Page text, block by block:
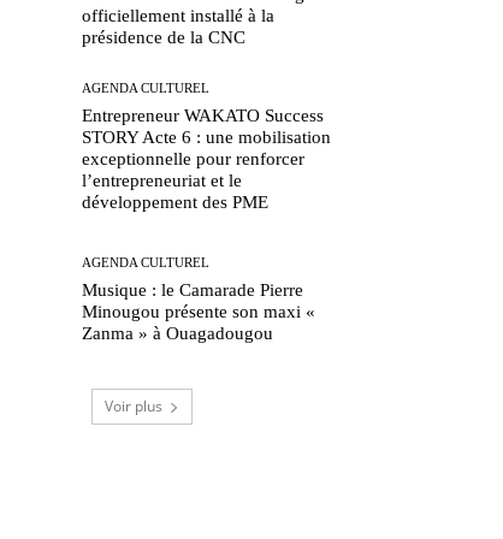
officiellement installé à la
présidence de la CNC
AGENDA CULTUREL
Entrepreneur WAKATO Success
STORY Acte 6 : une mobilisation
exceptionnelle pour renforcer
l’entrepreneuriat et le
développement des PME
AGENDA CULTUREL
Musique : le Camarade Pierre
Minougou présente son maxi «
Zanma » à Ouagadougou
Voir plus